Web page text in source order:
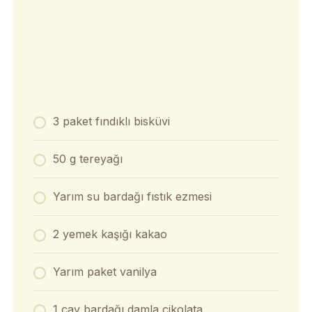
3 paket fındıklı bisküvi
50 g tereyağı
Yarım su bardağı fıstık ezmesi
2 yemek kaşığı kakao
Yarım paket vanilya